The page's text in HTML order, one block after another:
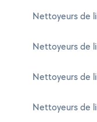
Nettoyeurs de
Nettoyeurs de
Nettoyeurs de
Nettoyeurs de